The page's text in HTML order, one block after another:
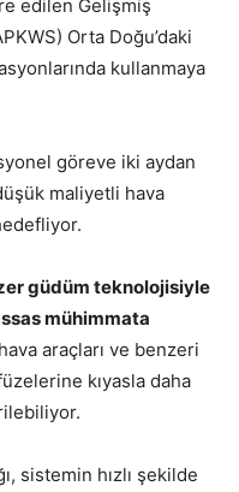
edilen Gelişmiş
Orta Doğu’daki
kullanmaya
göreve iki aydan
maliyetli hava
güdüm teknolojisiyle
mühimmata
araçları ve benzeri
kıyasla daha
sistemin hızlı şekilde